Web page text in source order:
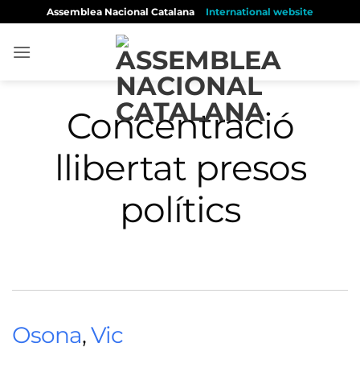
content
Assemblea Nacional Catalana International website
Concentració
llibertat presos
polítics
Osona,Vic